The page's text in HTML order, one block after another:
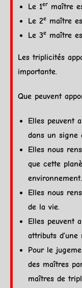
Le 1er maître
Le 2e maître
Le 3e maître
Les triplicités
importante.
Que peuvent
Elles peuvent
dans un signe
Elles nous
que cette
environnement.
Elles nous
de la vie.
Elles peuvent
attributs d’une
Pour le
des maîtres
maîtres de